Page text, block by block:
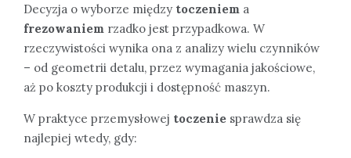
Decyzja o wyborze między toczeniem a
frezowaniem rzadko jest przypadkowa. W
rzeczywistości wynika ona z analizy wielu czynników
– od geometrii detalu, przez wymagania jakościowe,
aż po koszty produkcji i dostępność maszyn.
W praktyce przemysłowej toczenie sprawdza się
najlepiej wtedy, gdy: